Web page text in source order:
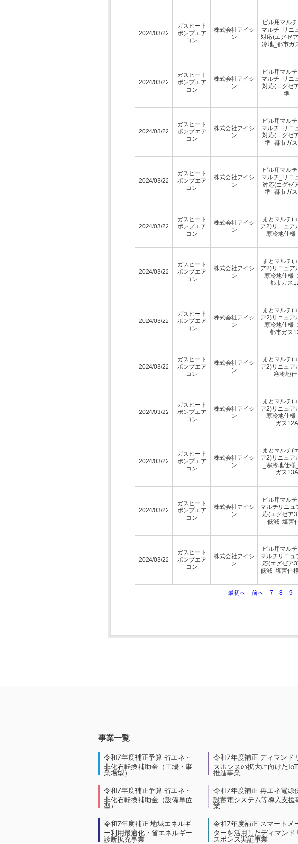
2024/03/22
ガスヒート
ポンプエア
コン
株式会社アイシ
ン
ビル用マルチ
マルチ_リニ
対応(エグゼ
冷地_都市ガ
2024/03/22
ガスヒート
ポンプエア
コン
株式会社アイシ
ン
ビル用マルチ
マルチ_リニ
対応(エグゼ
準
2024/03/22
ガスヒート
ポンプエア
コン
株式会社アイシ
ン
ビル用マルチ
マルチ_リニ
対応(エグゼ
準_都市ガ
2024/03/22
ガスヒート
ポンプエア
コン
株式会社アイシ
ン
ビル用マルチ
マルチ_リニ
対応(エグゼ
準_都市ガ
2024/03/22
ガスヒート
ポンプエア
コン
株式会社アイシ
ン
まとマルチ(
ア2)リニュア
_寒冷地仕様
2024/03/22
ガスヒート
ポンプエア
コン
株式会社アイシ
ン
まとマルチ(
ア2)リニュア
_寒冷地仕様_
都市ガス
2024/03/22
ガスヒート
ポンプエア
コン
株式会社アイシ
ン
まとマルチ(
ア2)リニュア
_寒冷地仕様_
都市ガス
2024/03/22
ガスヒート
ポンプエア
コン
株式会社アイシ
ン
まとマルチ(
ア2)リニュア
_寒冷地
2024/03/22
ガスヒート
ポンプエア
コン
株式会社アイシ
ン
まとマルチ(
ア2)リニュア
_寒冷地仕様
ガス12A
2024/03/22
ガスヒート
ポンプエア
コン
株式会社アイシ
ン
まとマルチ(
ア2)リニュア
_寒冷地仕様
ガス13A
2024/03/22
ガスヒート
ポンプエア
コン
株式会社アイシ
ン
ビル用マルチ
マルチリニュ
応(エグゼア
低減_塩害
2024/03/22
ガスヒート
ポンプエア
コン
株式会社アイシ
ン
ビル用マルチ
マルチリニュ
応(エグゼア
低減_塩害仕
最初へ 前へ 7 8 9
事業一覧
令和7年度補正予算 省エネ・
非化石転換補助金（工場・事
業場型）
令和7年度補正予算 省エネ・
非化石転換補助金（設備単位
型）
令和7年度補正 地域エネルギ
ー利用最適化・省エネルギー
診断拡充事業
令和7年度補正 ディマンド
スポンスの拡大に向けた
推進事業
令和7年度補正 再エネ電源
設蓄電システム等導入支援
業
令和7年度補正 スマートメ
ターを活用したディマンド
スポンス実証事業